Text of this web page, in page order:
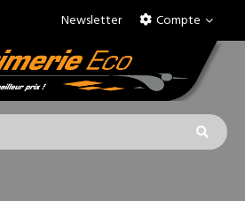
Compte
Newsletter